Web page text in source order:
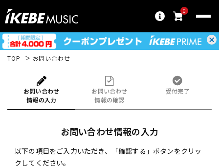
0
TOP お問い合わせ
お問い合わせ
情報の入力
お問い合わせ
情報の確認
受付完了
お問い合わせ情報の入力
以下の項目をご入力いただき、「確認する」ボタンをクリッ
クしてください。